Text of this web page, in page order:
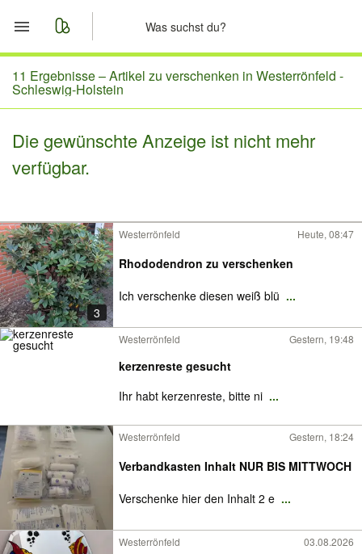
Start
Merkliste
Nachrichten
11 Ergebnisse –Artikel zu verschenken in Westerrönfeld -
Schleswig-Holstein
Die gewünschte Anzeige ist nicht mehr
verfügbar.
3
Westerrönfeld Heute, 08:47
Rhododendron zu verschenken
Ich verschenke diesen weiß blü ...
Westerrönfeld Gestern, 19:48
kerzenreste gesucht
Ihr habt kerzenreste, bitte ni ...
Westerrönfeld Gestern, 18:24
Verbandkasten Inhalt NUR BIS MITTWOCH
Verschenke hier den Inhalt 2 e ...
Westerrönfeld 03.08.2026